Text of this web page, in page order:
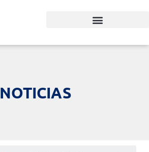
NOTICIAS